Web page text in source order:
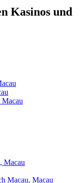
Kasinos und
Macau
Macau, Macau